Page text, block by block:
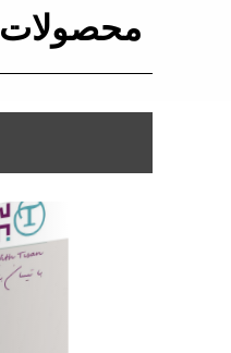
محصولات